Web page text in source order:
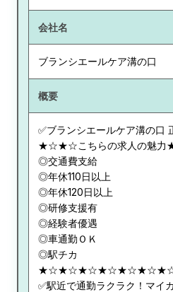
会社名
ブランシエールケア溝の口
概要
✅ブランシエールケア溝の口
★☆★☆こちらの求人の魅
◎交通費支給
◎年休110日以上
◎年休120日以上
◎研修支援有
◎経験者優遇
◎車通勤ＯＫ
◎駅チカ
✅駅近で通勤ラクラク！マイ